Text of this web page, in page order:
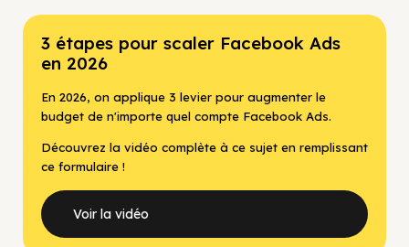
3 étapes pour scaler Facebook Ads
en 2026
En 2026, on applique 3 levier pour augmenter le
budget de n'importe quel compte Facebook Ads.
Découvrez la vidéo complète à ce sujet en remplissant
ce formulaire !
Voir la vidéo